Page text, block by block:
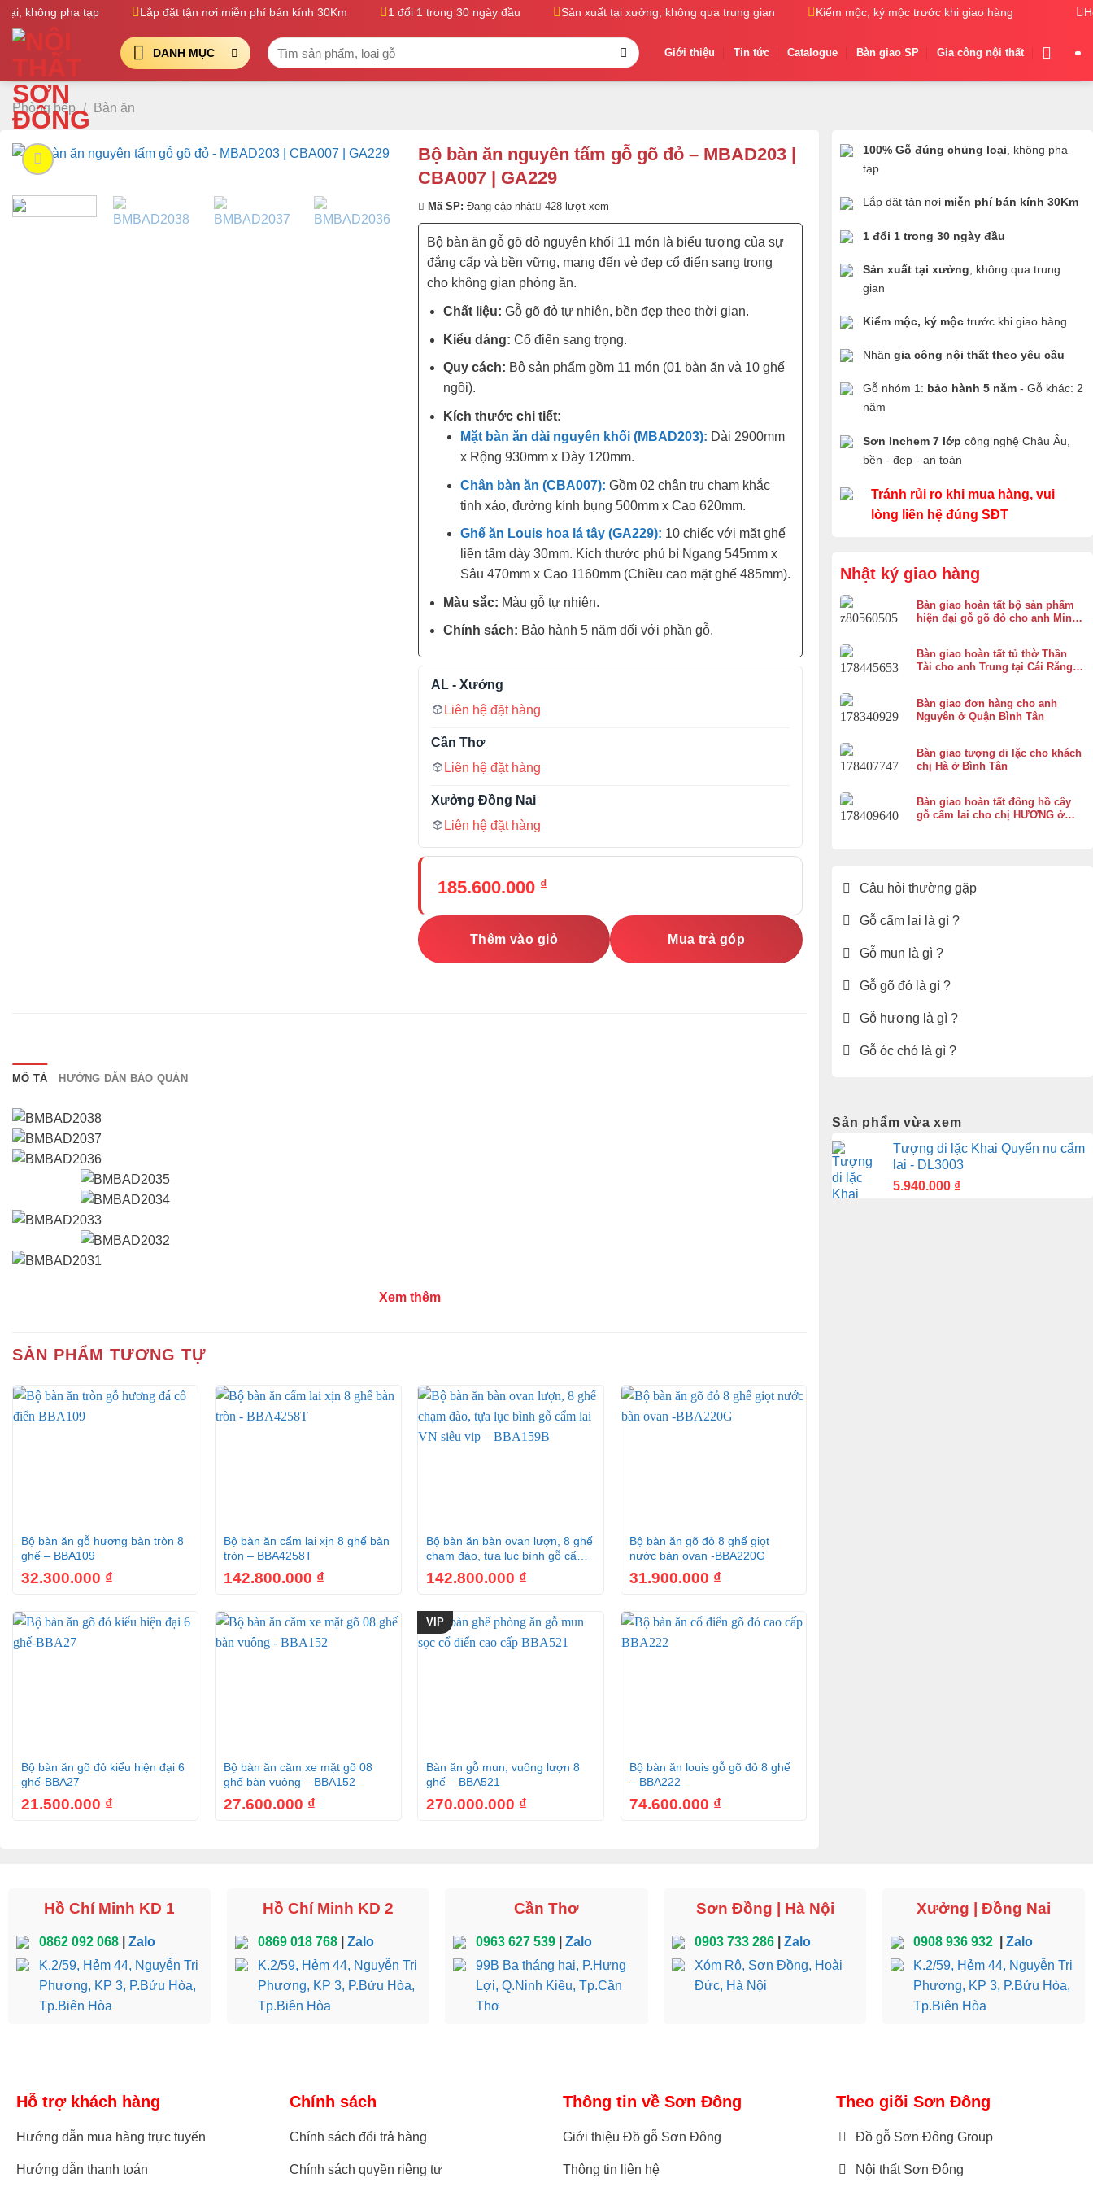
Bỏ
qua
không pha tạp Lắp đặt tận nơi miễn phí bán kính 30Km 1 đổi 1 trong 30 ngày đầu Sản xuất tại xưởng, không qua trung gian Kiểm mộc, ký mộc trước khi giao hàng Nhận
DANH MỤC
Tìm
kiếm:
Giới thiệu Tin tức Catalogue Bàn giao SP Gia công nội thất
Phòng bếp / Bàn ăn
100% Gỗ đúng chủng loại , không pha
tạp
Lắp đặt tận nơimiễn phí bán kính 30Km
1 đổi 1 trong 30 ngày đầu
Sản xuất tại xưởng , không qua trung
gian
Kiểm mộc, ký mộctrước khi giao hàng
Nhận gia công nội thất theo yêu cầu
Gỗ nhóm 1: bảo hành 5 năm- Gỗ khác: 2
năm
Sơn Inchem 7 lớp công nghệ Châu Âu,
bền - đẹp - an toàn
Tránh rủi ro khi mua hàng, vui
lòng liên hệ đúng SĐT
Nhật ký giao hàng
Bàn giao hoàn tất bộ sản phẩm
hiện đại gỗ gõ đỏ cho anh Minh
Bàn giao hoàn tất tủ thờ Thần
Tài cho anh Trung tại Cái Răng,
Bàn giao đơn hàng cho anh
Nguyên ở Quận Bình Tân
Bàn giao tượng di lặc cho khách
chị Hà ở Bình Tân
Bàn giao hoàn tất đông hồ cây
gỗ cẩm lai cho chị HƯƠNG ở
Câu hỏi thường gặp
Gỗ cẩm lai là gì ?
Gỗ mun là gì ?
Gỗ gõ đỏ là gì ?
Gỗ hương là gì ?
Gỗ óc chó là gì ?
Sản phẩm vừa xem
Tượng di lặc Khai Quyển nu cẩm
lai - DL3003
5.940.000 ₫
Bộ bàn ăn nguyên tấm gỗ gõ đỏ – MBAD203 |
CBA007 | GA229
Mã SP: Đang cập nhật 428 lượt xem
Bộ bàn ăn gỗ gõ đỏ nguyên khối 11 món là biểu tượng của sự
đẳng cấp và bền vững, mang đến vẻ đẹp cổ điển sang trọng
cho không gian phòng ăn.
Chất liệu: Gỗ gõ đỏ tự nhiên, bền đẹp theo thời gian.
Kiểu dáng: Cổ điển sang trọng.
Quy cách: Bộ sản phẩm gồm 11 món (01 bàn ăn và 10 ghế
ngồi).
Kích thước chi tiết:
Mặt bàn ăn dài nguyên khối (MBAD203): Dài 2900mm
x Rộng 930mm x Dày 120mm.
Chân bàn ăn (CBA007): Gồm 02 chân trụ chạm khắc
tinh xảo, đường kính bụng 500mm x Cao 620mm.
Ghế ăn Louis hoa lá tây (GA229): 10 chiếc với mặt ghế
liền tấm dày 30mm. Kích thước phủ bì Ngang 545mm x
Sâu 470mm x Cao 1160mm (Chiều cao mặt ghế 485mm).
Màu sắc: Màu gỗ tự nhiên.
Chính sách: Bảo hành 5 năm đối với phần gỗ.
AL - Xưởng
Liên hệ đặt hàng
Cần Thơ
Liên hệ đặt hàng
Xưởng Đồng Nai
Liên hệ đặt hàng
185.600.000 ₫
Thêm vào giỏ Mua trả góp
MÔ TẢ HƯỚNG DẪN BẢO QUẢN
Xem thêm
SẢN PHẨM TƯƠNG TỰ
Bộ bàn ăn gỗ hương bàn tròn 8
ghế – BBA109
32.300.000 ₫
Bộ bàn ăn cẩm lai xịn 8 ghế bàn
tròn – BBA4258T
142.800.000 ₫
Bộ bàn ăn bàn ovan lượn, 8 ghế
chạm đào, tựa lục bình gỗ cẩm
lai VN siêu vip – BBA159B
142.800.000 ₫
Bộ bàn ăn gõ đỏ 8 ghế giọt
nước bàn ovan -BBA220G
31.900.000 ₫
Bộ bàn ăn gõ đỏ kiểu hiện đại 6
ghế-BBA27
21.500.000 ₫
Bộ bàn ăn căm xe mặt gõ 08
ghế bàn vuông – BBA152
27.600.000 ₫
VIP
Bàn ăn gỗ mun, vuông lượn 8
ghế – BBA521
270.000.000 ₫
Bộ bàn ăn louis gỗ gõ đỏ 8 ghế
– BBA222
74.600.000 ₫
Hồ Chí Minh KD 1
0862 092 068| Zalo
K.2/59, Hẻm 44, Nguyễn Tri
Phương, KP 3, P.Bửu Hòa,
Tp.Biên Hòa
Hồ Chí Minh KD 2
0869 018 768| Zalo
K.2/59, Hẻm 44, Nguyễn Tri
Phương, KP 3, P.Bửu Hòa,
Tp.Biên Hòa
Cần Thơ
0963 627 539 |Zalo
99B Ba tháng hai, P.Hưng
Lợi, Q.Ninh Kiều, Tp.Cần
Thơ
Sơn Đồng | Hà Nội
0903 733 286 |Zalo
Xóm Rô, Sơn Đồng, Hoài
Đức, Hà Nội
Xưởng | Đồng Nai
0908 936 932
Zalo
K.2/59, Hẻm 44, Nguyễn Tri
Phương, KP 3, P.Bửu Hòa,
Tp.Biên Hòa
Hỗ trợ khách hàng
Hướng dẫn mua hàng trực tuyến
Hướng dẫn thanh toán
Chính sách
Chính sách đổi trả hàng
Chính sách quyền riêng tư
Thông tin về Sơn Đông
Giới thiệu Đồ gỗ Sơn Đông
Thông tin liên hệ
Theo giõi Sơn Đông
Đồ gỗ Sơn Đông Group
Nội thất Sơn Đông